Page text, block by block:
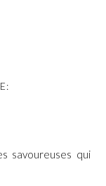
savoureuses qui